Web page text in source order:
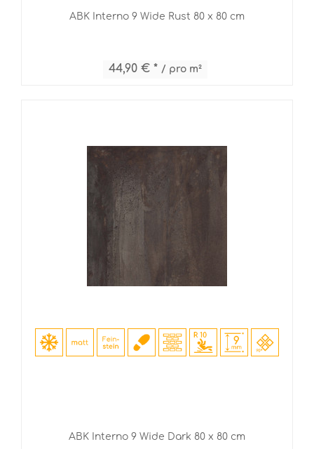
ABK Interno 9 Wide Rust 80 x 80 cm
44,90 € * / pro m²
ABK Interno 9 Wide Dark 80 x 80 cm